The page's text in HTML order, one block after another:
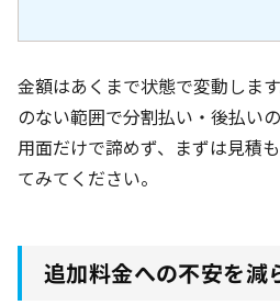
金額はあくまで状態で変動しま
のない範囲で分割払い・後払い
用面だけで諦めず、まずは見積
てみてください。
追加料金への不安を減